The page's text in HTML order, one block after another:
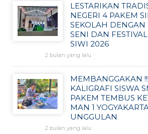
LESTARIKAN
NEGERI 4 PAKEM
SEKOLAH DENGAN
SENI DAN
SIWI 2026
2 bulan yang lalu
MEMBANGGAKAN
KALIGRAFI SISWA
PAKEM TEMBUS
MAN 1
UNGGULAN
2 bulan yang lalu